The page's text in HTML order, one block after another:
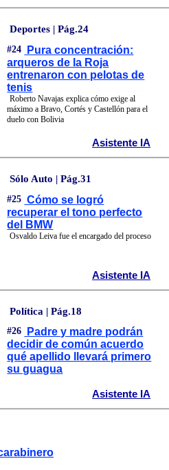
Deportes | Pág.24
#24
Pura concentración:
arqueros de la Roja
entrenaron con pelotas de
tenis
Roberto Navajas explica cómo exige al
máximo a Bravo, Cortés y Castellón para el
duelo con Bolivia
Asistente IA
Sólo Auto | Pág.31
#25 Cómo se logró
recuperar el tono perfecto
del BMW
Osvaldo Leiva fue el encargado del proceso
Asistente IA
Política | Pág.18
#26
Padre y madre podrán
decidir de común acuerdo
qué apellido llevará primero
su guagua
Asistente IA